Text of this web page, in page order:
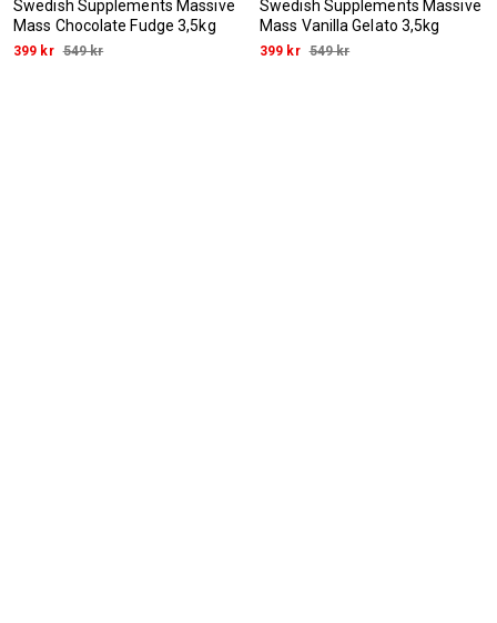
Swedish Supplements Massive
Mass Chocolate Fudge 3,5kg
399 kr 549 kr
Swedish Supplements Massive
Mass Vanilla Gelato 3,5kg
399 kr 549 kr